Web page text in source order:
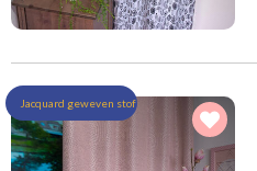
Jacquard geweven stof